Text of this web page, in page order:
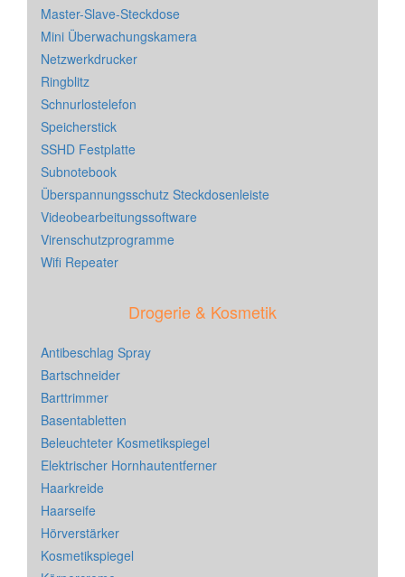
Master-Slave-Steckdose
Mini Überwachungskamera
Netzwerkdrucker
Ringblitz
Schnurlostelefon
Speicherstick
SSHD Festplatte
Subnotebook
Überspannungsschutz Steckdosenleiste
Videobearbeitungssoftware
Virenschutzprogramme
Wifi Repeater
Drogerie & Kosmetik
Antibeschlag Spray
Bartschneider
Barttrimmer
Basentabletten
Beleuchteter Kosmetikspiegel
Elektrischer Hornhautentferner
Haarkreide
Haarseife
Hörverstärker
Kosmetikspiegel